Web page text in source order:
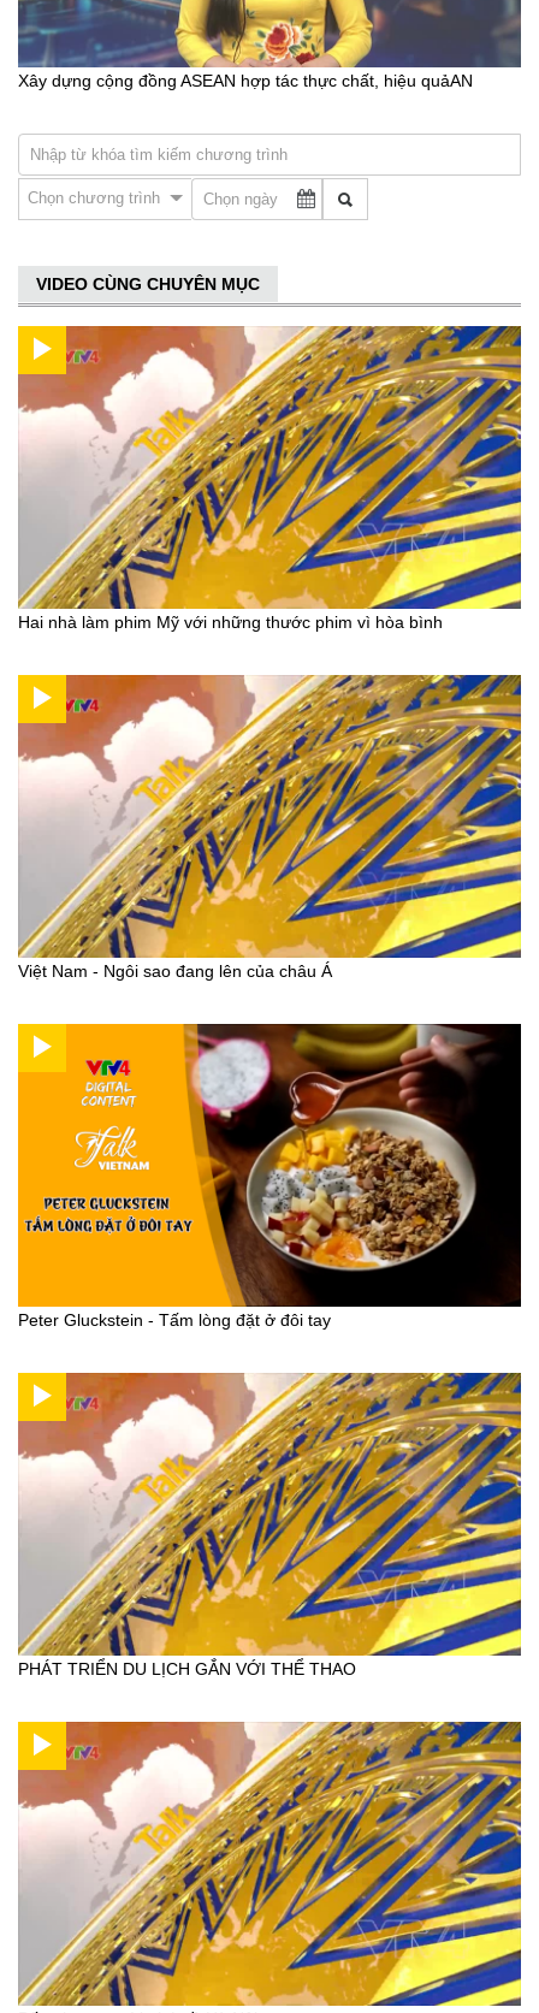
Xây dựng cộng đồng ASEAN hợp tác thực chất, hiệu quảAN
Chọn chương trình
VIDEO CÙNG CHUYÊN MỤC
Hai nhà làm phim Mỹ với những thước phim vì hòa bình
Việt Nam - Ngôi sao đang lên của châu Á
Peter Gluckstein - Tấm lòng đặt ở đôi tay
PHÁT TRIỂN DU LỊCH GẮN VỚI THỂ THAO